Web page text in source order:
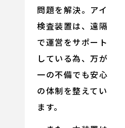
問題を解決。アイ
検査装置は、遠隔
で運営をサポート
している為、万が
一の不備でも安心
の体制を整えてい
ます。